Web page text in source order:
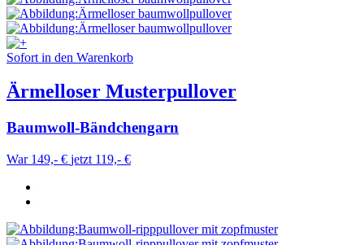
Sofort in den Warenkorb
Ärmelloser Musterpullover
Baumwoll-Bändchengarn
War 149,- € jetzt 119,- €